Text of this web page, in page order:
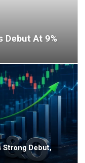
Debut At 9%
Strong Debut,